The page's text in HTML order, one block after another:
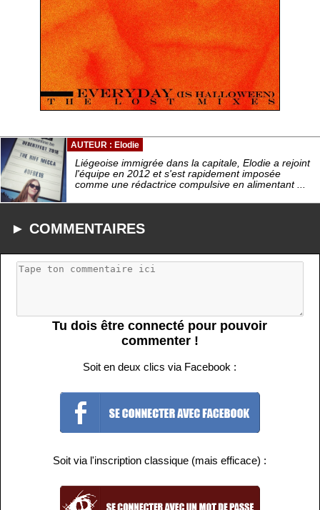
AUTEUR : Elodie
Liégeoise immigrée dans la capitale, Elodie a rejoint
l'équipe en 2012 et s'est rapidement imposée
comme une rédactrice compulsive en alimentant ...
► COMMENTAIRES
Tu dois être connecté pour pouvoir
commenter !
Soit en deux clics via Facebook :
Soit via l'inscription classique (mais efficace) :